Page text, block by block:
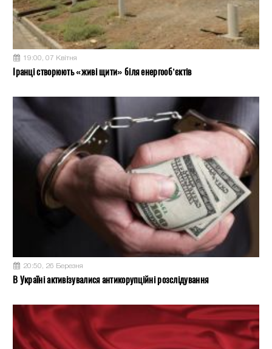
19:00, 07 Квітня
Іранці створюють «живі щити» біля енергооб’єктів
20:50, 26 Березня
В Україні активізувалися антикорупційні розслідування